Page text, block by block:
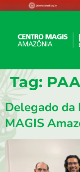
Tag:
Delegado da
MAGIS